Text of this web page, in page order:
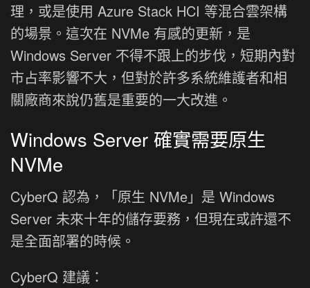
理，或是使用 Azure Stack HCI 等混合雲架構
的場景。這次在 NVMe 有感的更新，是
Windows Server 不得不跟上的步伐，短期內對
市占率影響不大，但對於許多系統維護者和相
關廠商來說仍舊是重要的一大改進。
Windows Server 確實需要原生
NVMe
CyberQ 認為，「原生 NVMe」是 Windows
Server 未來十年的儲存要務，但現在或許還不
是全面部署的時候。
CyberQ 建議：